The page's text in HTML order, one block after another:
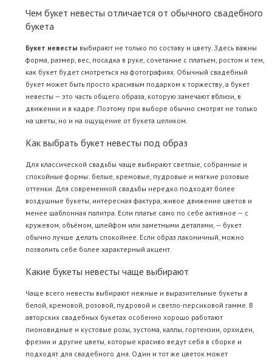
Чем букет невесты отличается от обычного свадебного
букета
Букет невесты выбирают не только по составу и цвету. Здесь важны
форма, размер, вес, посадка в руке, сочетание с платьем, ростом и тем,
как букет будет смотреться на фотографиях. Обычный свадебный
букет может быть просто красивым подарком к торжеству, а букет
невесты — это часть общего образа, которую замечают вблизи, в
движении и в кадре. Поэтому при выборе обычно смотрят не только
на цветы, но и на ощущение от букета целиком.
Как выбрать букет невесты под образ
Для классической свадьбы чаще выбирают светлые, собранные и
спокойные формы: белые, кремовые, пудровые и мягкие розовые
оттенки. Для современной свадьбы нередко подходят более
воздушные букеты, интересная фактура, живое движение цветов и
менее шаблонная палитра. Если платье само по себе активное — с
кружевом, объёмом, шлейфом или заметными деталями, — букет
обычно лучше делать спокойнее. Если образ лаконичный, можно
позволить себе более характерный акцент.
Какие букеты невесты чаще выбирают
Чаще всего невесты выбирают нежные и выразительные букеты в
белой, кремовой, розовой, пудровой и светло-персиковой гамме. В
авторских свадебных букетах особенно хорошо работают
пионовидные и кустовые розы, эустома, каллы, гортензии, орхидеи,
фрезии и другие цветы, которые красиво ведут себя в сборке и
подходят для свадебного дня. Один и тот же цветок может